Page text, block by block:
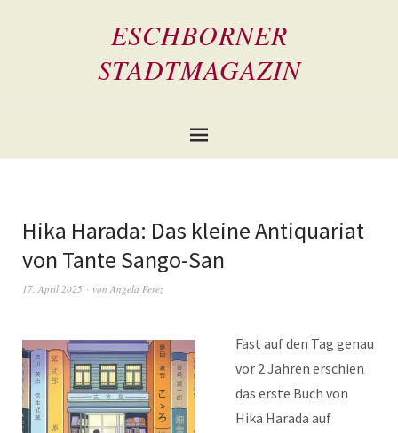
ESCHBORNER
STADTMAGAZIN
Hika Harada: Das kleine Antiquariat
von Tante Sango-San
17. April 2025 von Angela Perez
Fast auf den Tag genau
vor 2 Jahren erschien
das erste Buch von
Hika Harada auf